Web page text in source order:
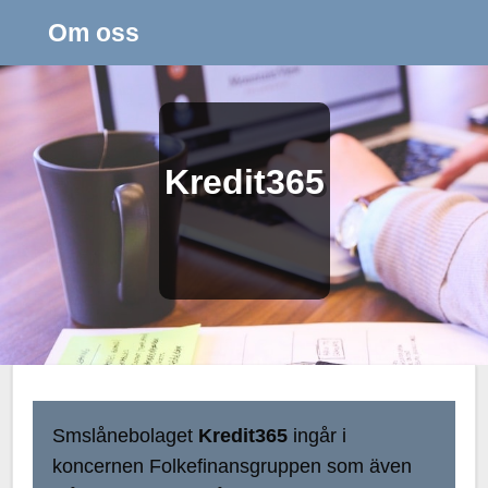
Om oss
Kredit365
Smslånebolaget Kredit365 ingår i
koncernen Folkefinansgruppen som även